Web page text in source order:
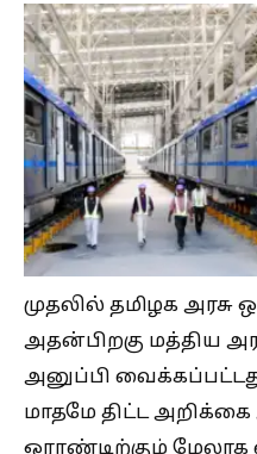
முதலில் தமிழக அரசு
அதன்பிறகு மத்திய
அனுப்பி
மாதமே திட்ட
ஓராண்டிற்கும் மேலாக